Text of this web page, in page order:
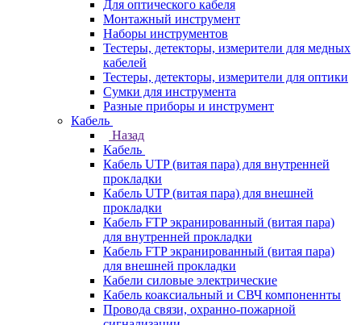
Для оптического кабеля
Монтажный инструмент
Наборы инструментов
Тестеры, детекторы, измерители для медных
кабелей
Тестеры, детекторы, измерители для оптики
Сумки для инструмента
Разные приборы и инструмент
Кабель
Назад
Кабель
Кабель UTP (витая пара) для внутренней
прокладки
Кабель UTP (витая пара) для внешней
прокладки
Кабель FTP экранированный (витая пара)
для внутренней прокладки
Кабель FTP экранированный (витая пара)
для внешней прокладки
Кабели силовые электрические
Кабель коаксиальный и СВЧ компоненнты
Провода связи, охранно-пожарной